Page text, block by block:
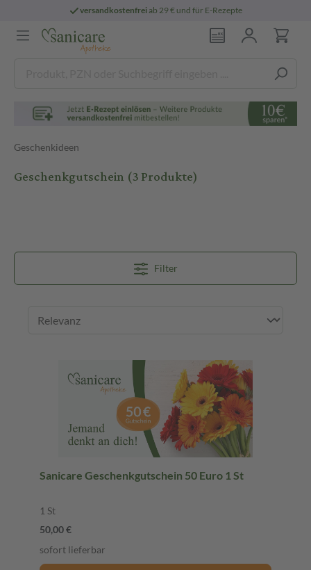
versandkostenfreiab 29 € und für E-Rezepte
Geschenkideen
Geschenkgutschein (3 Produkte)
Filter
Sanicare Geschenkgutschein 50 Euro 1 St
1 St
50,00 €
sofort lieferbar